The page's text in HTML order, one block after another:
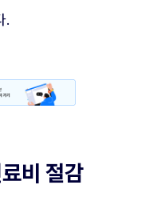
.
비 절감